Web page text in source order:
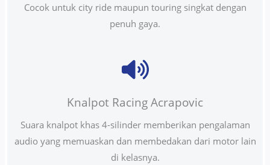
Cocok untuk city ride maupun touring singkat dengan
penuh gaya.
Knalpot Racing Acrapovic
Suara knalpot khas 4-silinder memberikan pengalaman
audio yang memuaskan dan membedakan dari motor lain
di kelasnya.